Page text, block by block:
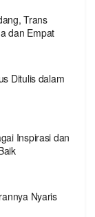
Trans
dan Empat
Ditulis dalam
Inspirasi dan
Nyaris